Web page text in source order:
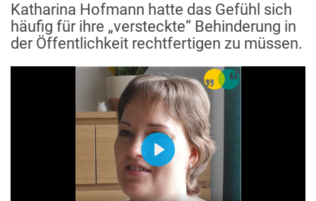
Katharina Hofmann hatte das Gefühl sich
häufig für ihre „versteckte“ Behinderung in
der Öffentlichkeit rechtfertigen zu müssen.